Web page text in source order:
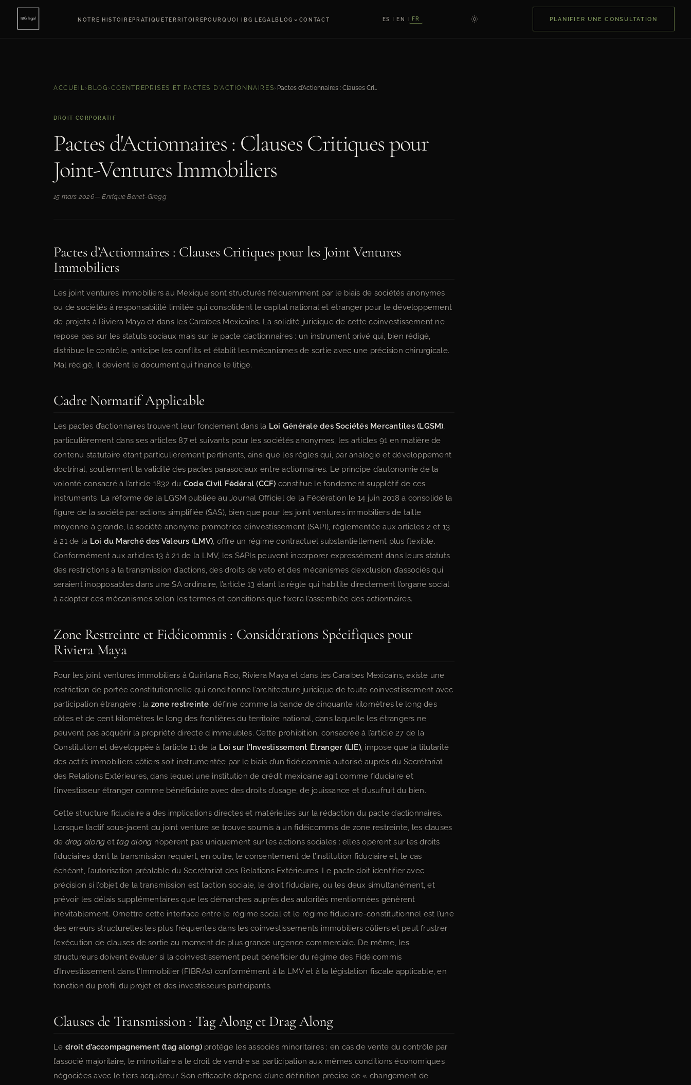
NOTRE HISTOIREPRATIQUETERRITOIREPOURQUOI IBG LEGALBLOG ⌄ CONTACT ES EN FR PLANIFIER UNE CONSULTATION
ACCUEIL › BLOG ›COENTREPRISES ET PACTES D'ACTIONNAIRES› Pactes d'Actionnaires : Clauses Critiques pour Joint-Ventures Immobiliers
DROIT CORPORATIF
Pactes d'Actionnaires : Clauses Critiques pour
Joint-Ventures Immobiliers
15 mars 2026— Enrique Benet-Gregg
Pactes d’Actionnaires : Clauses Critiques pour les Joint Ventures
Immobiliers
Les joint ventures immobiliers au Mexique sont structurés fréquemment par le biais de sociétés anonymes
ou de sociétés à responsabilité limitée qui consolident le capital national et étranger pour le développement
de projets à Riviera Maya et dans les Caraïbes Mexicains. La solidité juridique de cette coinvestissement ne
repose pas sur les statuts sociaux mais sur le pacte d’actionnaires : un instrument privé qui, bien rédigé,
distribue le contrôle, anticipe les conflits et établit les mécanismes de sortie avec une précision chirurgicale.
Mal rédigé, il devient le document qui finance le litige.
Cadre Normatif Applicable
Les pactes d’actionnaires trouvent leur fondement dans la Loi Générale des Sociétés Mercantiles (LGSM),
particulièrement dans ses articles 87 et suivants pour les sociétés anonymes, les articles 91 en matière de
contenu statutaire étant particulièrement pertinents, ainsi que les règles qui, par analogie et développement
doctrinal, soutiennent la validité des pactes parasociaux entre actionnaires. Le principe d’autonomie de la
volonté consacré à l’article 1832 du Code Civil Fédéral (CCF) constitue le fondement supplétif de ces
instruments. La réforme de la LGSM publiée au Journal Officiel de la Fédération le 14 juin 2018 a consolidé la
figure de la société par actions simplifiée (SAS), bien que pour les joint ventures immobiliers de taille
moyenne à grande, la société anonyme promotrice d’investissement (SAPI), réglementée aux articles 2 et 13
à 21 de la Loi du Marché des Valeurs (LMV), offre un régime contractuel substantiellement plus flexible.
Conformément aux articles 13 à 21 de la LMV, les SAPIs peuvent incorporer expressément dans leurs statuts
des restrictions à la transmission d’actions, des droits de veto et des mécanismes d’exclusion d’associés qui
seraient inopposables dans une SA ordinaire, l’article 13 étant la règle qui habilite directement l’organe social
à adopter ces mécanismes selon les termes et conditions que fixera l’assemblée des actionnaires.
Zone Restreinte et Fidéicommis : Considérations Spécifiques pour
Riviera Maya
Pour les joint ventures immobiliers à Quintana Roo, Riviera Maya et dans les Caraïbes Mexicains, existe une
restriction de portée constitutionnelle qui conditionne l’architecture juridique de toute coinvestissement avec
participation étrangère : la zone restreinte, définie comme la bande de cinquante kilomètres le long des
côtes et de cent kilomètres le long des frontières du territoire national, dans laquelle les étrangers ne
peuvent pas acquérir la propriété directe d’immeubles. Cette prohibition, consacrée à l’article 27 de la
Constitution et développée à l’article 11 de la Loi sur l’Investissement Étranger (LIE), impose que la titularité
des actifs immobiliers côtiers soit instrumentée par le biais d’un fidéicommis autorisé auprès du Secrétariat
des Relations Extérieures, dans lequel une institution de crédit mexicaine agit comme fiduciaire et
l’investisseur étranger comme bénéficiaire avec des droits d’usage, de jouissance et d’usufruit du bien.
Cette structure fiduciaire a des implications directes et matérielles sur la rédaction du pacte d’actionnaires.
Lorsque l’actif sous-jacent du joint venture se trouve soumis à un fidéicommis de zone restreinte, les clauses
de drag along ettag along n’opèrent pas uniquement sur les actions sociales : elles opèrent sur les droits
fiduciaires dont la transmission requiert, en outre, le consentement de l’institution fiduciaire et, le cas
échéant, l’autorisation préalable du Secrétariat des Relations Extérieures. Le pacte doit identifier avec
précision si l’objet de la transmission est l’action sociale, le droit fiduciaire, ou les deux simultanément, et
prévoir les délais supplémentaires que les démarches auprès des autorités mentionnées génèrent
inévitablement. Omettre cette interface entre le régime social et le régime fiduciaire-constitutionnel est l’une
des erreurs structurelles les plus fréquentes dans les coinvestissements immobiliers côtiers et peut frustrer
l’exécution de clauses de sortie au moment de plus grande urgence commerciale. De même, les
structureurs doivent évaluer si la coinvestissement peut bénéficier du régime des Fidéicommis
d’Investissement dans l’Immobilier (FIBRAs) conformément à la LMV et à la législation fiscale applicable, en
fonction du profil du projet et des investisseurs participants.
Clauses de Transmission : Tag Along et Drag Along
Le droit d’accompagnement (tag along)protège les associés minoritaires : en cas de vente du contrôle par
l’associé majoritaire, le minoritaire a le droit de vendre sa participation aux mêmes conditions économiques
négociées avec le tiers acquéreur. Son efficacité dépend d’une définition précise de « changement de